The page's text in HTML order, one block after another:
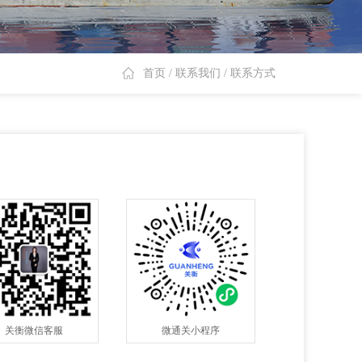
首页 / 联系我们 / 联系方式
关衡微信客服 微通关小程序